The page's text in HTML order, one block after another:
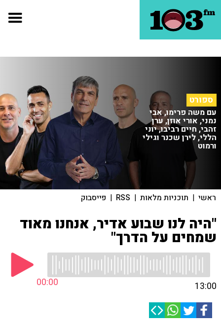
ספורט
עם משה פרימו, אבי
נמני, אורי אוזן, ערן
זהבי, חיים רביבו, יוני
הללי, לירן שכנר וגילי
ורמוט
ראשי | תוכניות מלאות |
RSS
| פייסבוק
"היה לנו שבוע אדיר, אנחנו מאוד
שמחים על הדרך"
00:00 13:00